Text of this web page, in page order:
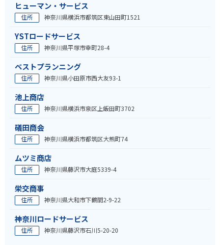
ヒューマン・サービス
住所 神奈川県横浜市都筑区東山田町1521
YSTロードサービス
住所 神奈川県平塚市幸町28-4
ベストプランニング
住所 神奈川県小田原市西大友93-1
池上商店
住所 神奈川県横浜市泉区上飯田町3702
礒田商会
住所 神奈川県横浜市都筑区大熊町74
ムツミ商店
住所 神奈川県藤沢市大庭5339-4
栄交商事
住所 神奈川県大和市下鶴間2-9-22
神奈川ロードサービス
住所 神奈川県藤沢市石川5-20-20